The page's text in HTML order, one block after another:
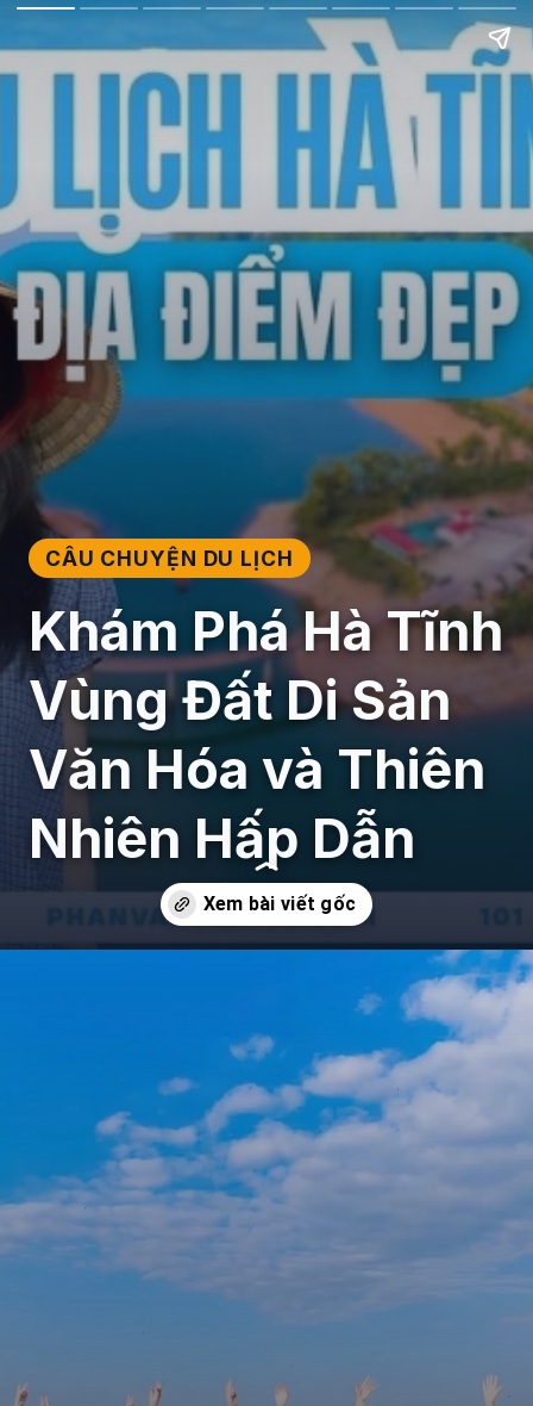
CÂU CHUYỆN DU LỊCH
Khám Phá Hà Tĩnh
Vùng Đất Di Sản
Văn Hóa và Thiên
Nhiên Hấp Dẫn
https://giaydabonghana.com/dia-diem-du-lich-ha-tinh